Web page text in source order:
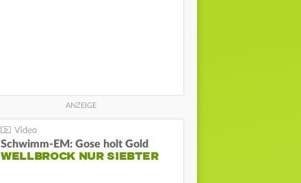
Schwimm-EM: Gose holt Gold
WELLBROCK NUR SIEBTER